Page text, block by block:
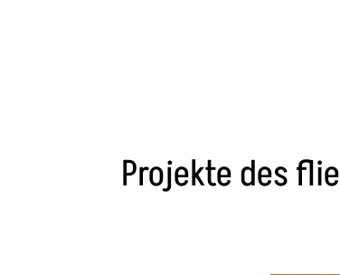
Projekte des